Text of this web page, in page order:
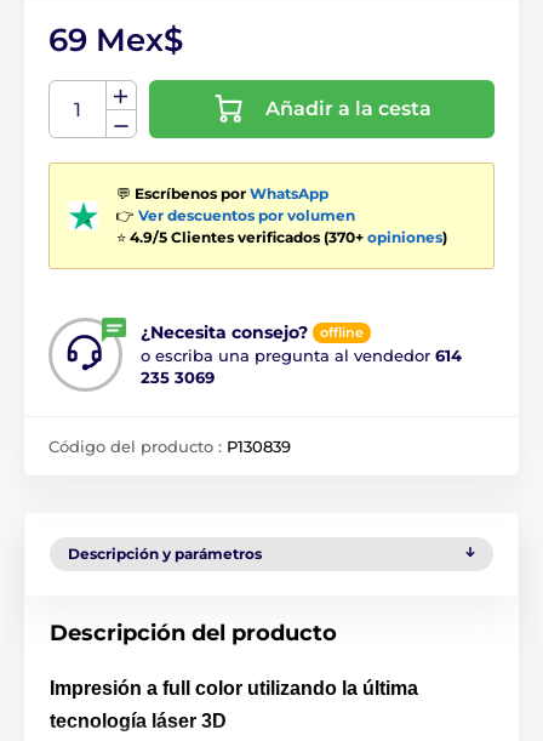
69 Mex$
Añadir a la cesta
💬 Escríbenos por WhatsApp
👉 Ver descuentos por volumen
⭐ 4.9/5 Clientes verificados (370+ opiniones)
¿Necesita consejo? offline
o escriba una pregunta al vendedor 614
235 3069
Código del producto : P130839
Descripción y parámetros
Descripción del producto
Impresión a full color utilizando la última
tecnología láser 3D